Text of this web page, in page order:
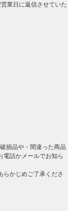
業日に返信させていた
損品や・間違った商品
電話かメールでお知ら
らかじめご了承くださ